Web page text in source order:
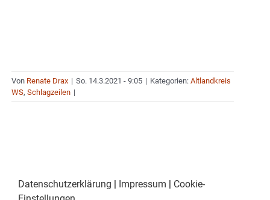
Von Renate Drax | So. 14.3.2021 - 9:05 | Kategorien: Altlandkreis
WS, Schlagzeilen |
Datenschutzerklärung Impressum
Cookie-